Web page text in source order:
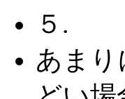
５.
あまり